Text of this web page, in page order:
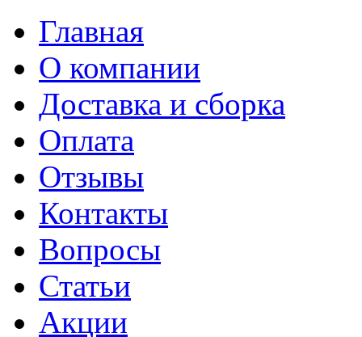
Главная
О компании
Доставка и сборка
Оплата
Отзывы
Контакты
Вопросы
Статьи
Акции